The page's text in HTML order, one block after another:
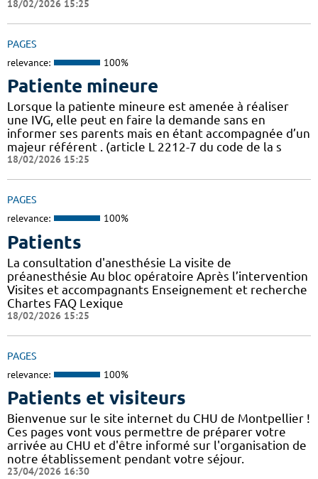
18/02/2026 15:25
PAGES
relevance: 100%
Patiente mineure
Lorsque la patiente mineure est amenée à réaliser
une IVG, elle peut en faire la demande sans en
informer ses parents mais en étant accompagnée d’un
majeur référent . (article L 2212-7 du code de la s
18/02/2026 15:25
PAGES
relevance: 100%
Patients
La consultation d'anesthésie La visite de
préanesthésie Au bloc opératoire Après l’intervention
Visites et accompagnants Enseignement et recherche
Chartes FAQ Lexique
18/02/2026 15:25
PAGES
relevance: 100%
Patients et visiteurs
Bienvenue sur le site internet du CHU de Montpellier !
Ces pages vont vous permettre de préparer votre
arrivée au CHU et d'être informé sur l'organisation de
notre établissement pendant votre séjour.
23/04/2026 16:30